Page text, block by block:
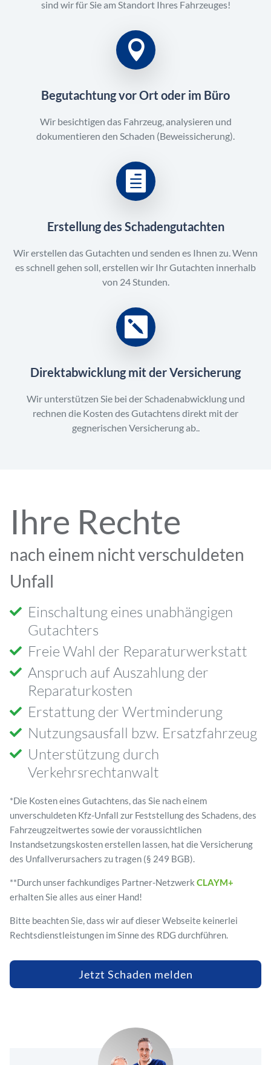
sind wir für Sie am Standort Ihres Fahrzeuges!
Begutachtung vor Ort oder im Büro
Wir besichtigen das Fahrzeug, analysieren und
dokumentieren den Schaden (Beweissicherung).
Erstellung des Schadengutachten
Wir erstellen das Gutachten und senden es Ihnen zu. Wenn
es schnell gehen soll, erstellen wir Ihr Gutachten innerhalb
von 24 Stunden.
Direktabwicklung mit der Versicherung
Wir unterstützen Sie bei der Schadenabwicklung und
rechnen die Kosten des Gutachtens direkt mit der
gegnerischen Versicherung ab..
Ihre Rechte
nach einem nicht verschuldeten
Unfall
Einschaltung eines unabhängigen
Gutachters
Freie Wahl der Reparaturwerkstatt
Anspruch auf Auszahlung der
Reparaturkosten
Erstattung der Wertminderung
Nutzungsausfall bzw. Ersatzfahrzeug
Unterstützung durch
Verkehrsrechtanwalt
*Die Kosten eines Gutachtens, das Sie nach einem
unverschuldeten Kfz-Unfall zur Feststellung des Schadens, des
Fahrzeugzeitwertes sowie der voraussichtlichen
Instandsetzungskosten erstellen lassen, hat die Versicherung
des Unfallverursachers zu tragen (§ 249 BGB).
**Durch unser fachkundiges Partner-Netzwerk CLAYM+
erhalten Sie alles aus einer Hand!
Bitte beachten Sie, dass wir auf dieser Webseite keinerlei
Rechtsdienstleistungen im Sinne des RDG durchführen.
Jetzt Schaden melden